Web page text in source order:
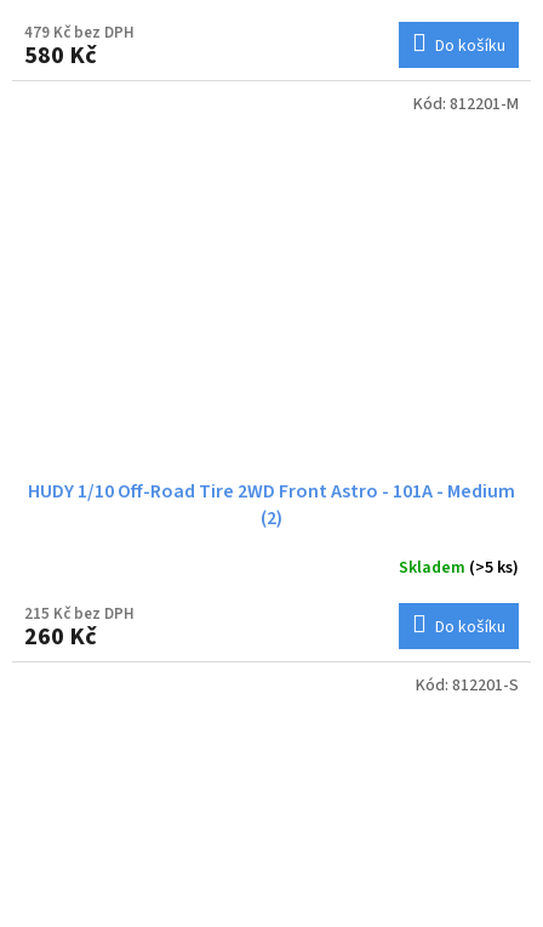
479 Kč bez DPH
580 Kč Do košíku
HUDY 1/10 Off-Road Tire 2WD Front Astro - 101A - Medium
(2)
Skladem (>5 ks)
215 Kč bez DPH
260 Kč Do košíku
Kód: 812201-M
Kód: 812201-S